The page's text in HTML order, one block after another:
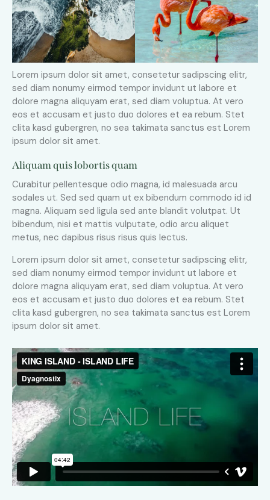
Lorem ipsum dolor sit amet, consetetur sadipscing elitr,
sed diam nonumy eirmod tempor invidunt ut labore et
dolore magna aliquyam erat, sed diam voluptua. At vero
eos et accusam et justo duo dolores et ea rebum. Stet
clita kasd gubergren, no sea takimata sanctus est Lorem
ipsum dolor sit amet.
Aliquam quis lobortis quam
Curabitur pellentesque odio magna, id malesuada arcu
sodales ut. Sed sed quam ut ex bibendum commodo id id
magna. Aliquam sed ligula sed ante blandit volutpat. Ut
bibendum, nisi et mattis vulputate, odio arcu aliquet
metus, nec dapibus risus risus quis lectus.
Lorem ipsum dolor sit amet, consetetur sadipscing elitr,
sed diam nonumy eirmod tempor invidunt ut labore et
dolore magna aliquyam erat, sed diam voluptua. At vero
eos et accusam et justo duo dolores et ea rebum. Stet
clita kasd gubergren, no sea takimata sanctus est Lorem
ipsum dolor sit amet.